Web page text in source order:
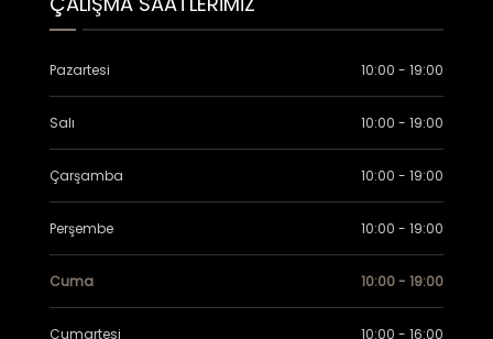
Pazartesi 10:00 - 19:00
Salı 10:00 - 19:00
Çarşamba 10:00 - 19:00
Perşembe 10:00 - 19:00
Cuma 10:00 - 19:00
Cumartesi 10:00 - 16:00